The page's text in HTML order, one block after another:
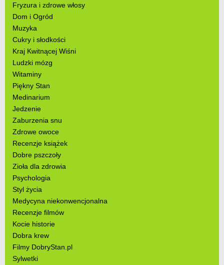
Fryzura i zdrowe włosy
Dom i Ogród
Muzyka
Cukry i słodkości
Kraj Kwitnącej Wiśni
Ludzki mózg
Witaminy
Piękny Stan
Medinarium
Jedzenie
Zaburzenia snu
Zdrowe owoce
Recenzje książek
Dobre pszczoły
Zioła dla zdrowia
Psychologia
Styl życia
Medycyna niekonwencjonalna
Recenzje filmów
Kocie historie
Dobra krew
Filmy DobryStan.pl
Sylwetki